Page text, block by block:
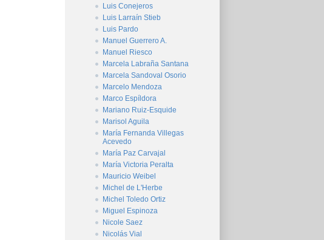
Luis Conejeros
Luis Larraín Stieb
Luis Pardo
Manuel Guerrero A.
Manuel Riesco
Marcela Labraña Santana
Marcela Sandoval Osorio
Marcelo Mendoza
Marco Espíldora
Mariano Ruiz-Esquide
Marisol Aguila
María Fernanda Villegas
Acevedo
María Paz Carvajal
María Victoria Peralta
Mauricio Weibel
Michel de L'Herbe
Michel Toledo Ortiz
Miguel Espinoza
Nicole Saez
Nicolás Vial